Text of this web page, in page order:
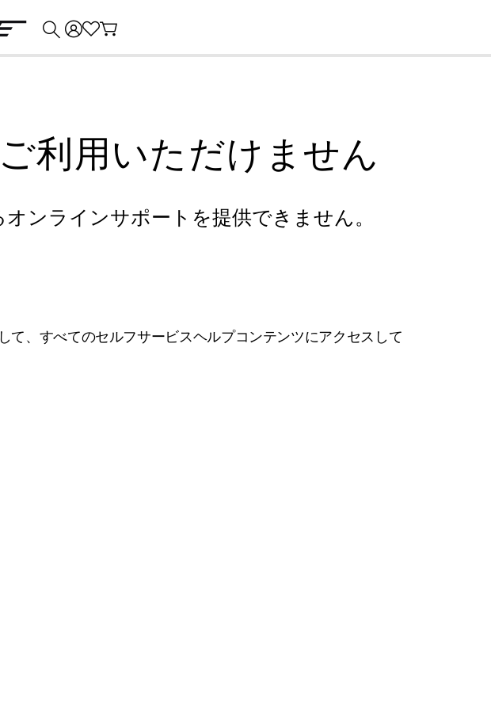
利用いただけません
ンラインサポートを提供できません。
、すべてのセルフサービスヘルプコンテンツにアクセスして